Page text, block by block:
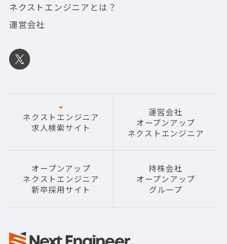
ネクストエンジニアとは？
運営会社
ネクストエンジニア
求人検索サイト
運営会社
オープンアップ
ネクストエンジニア
オープンアップ
ネクストエンジニア
新卒採用サイト
持株会社
オープンアップ
グループ